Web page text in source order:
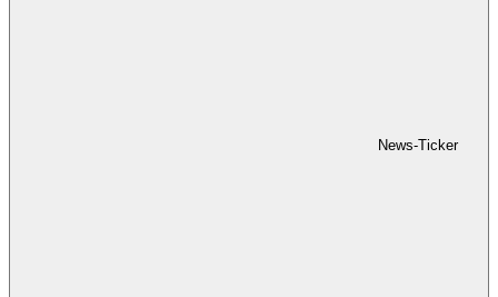
News-Ticker